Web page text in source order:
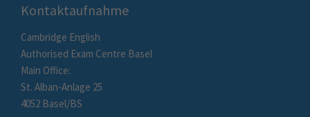
Kontaktaufnahme
Cambridge English
Authorised Exam Centre Basel
Main Office:
St. Alban-Anlage 25
4052 Basel/BS